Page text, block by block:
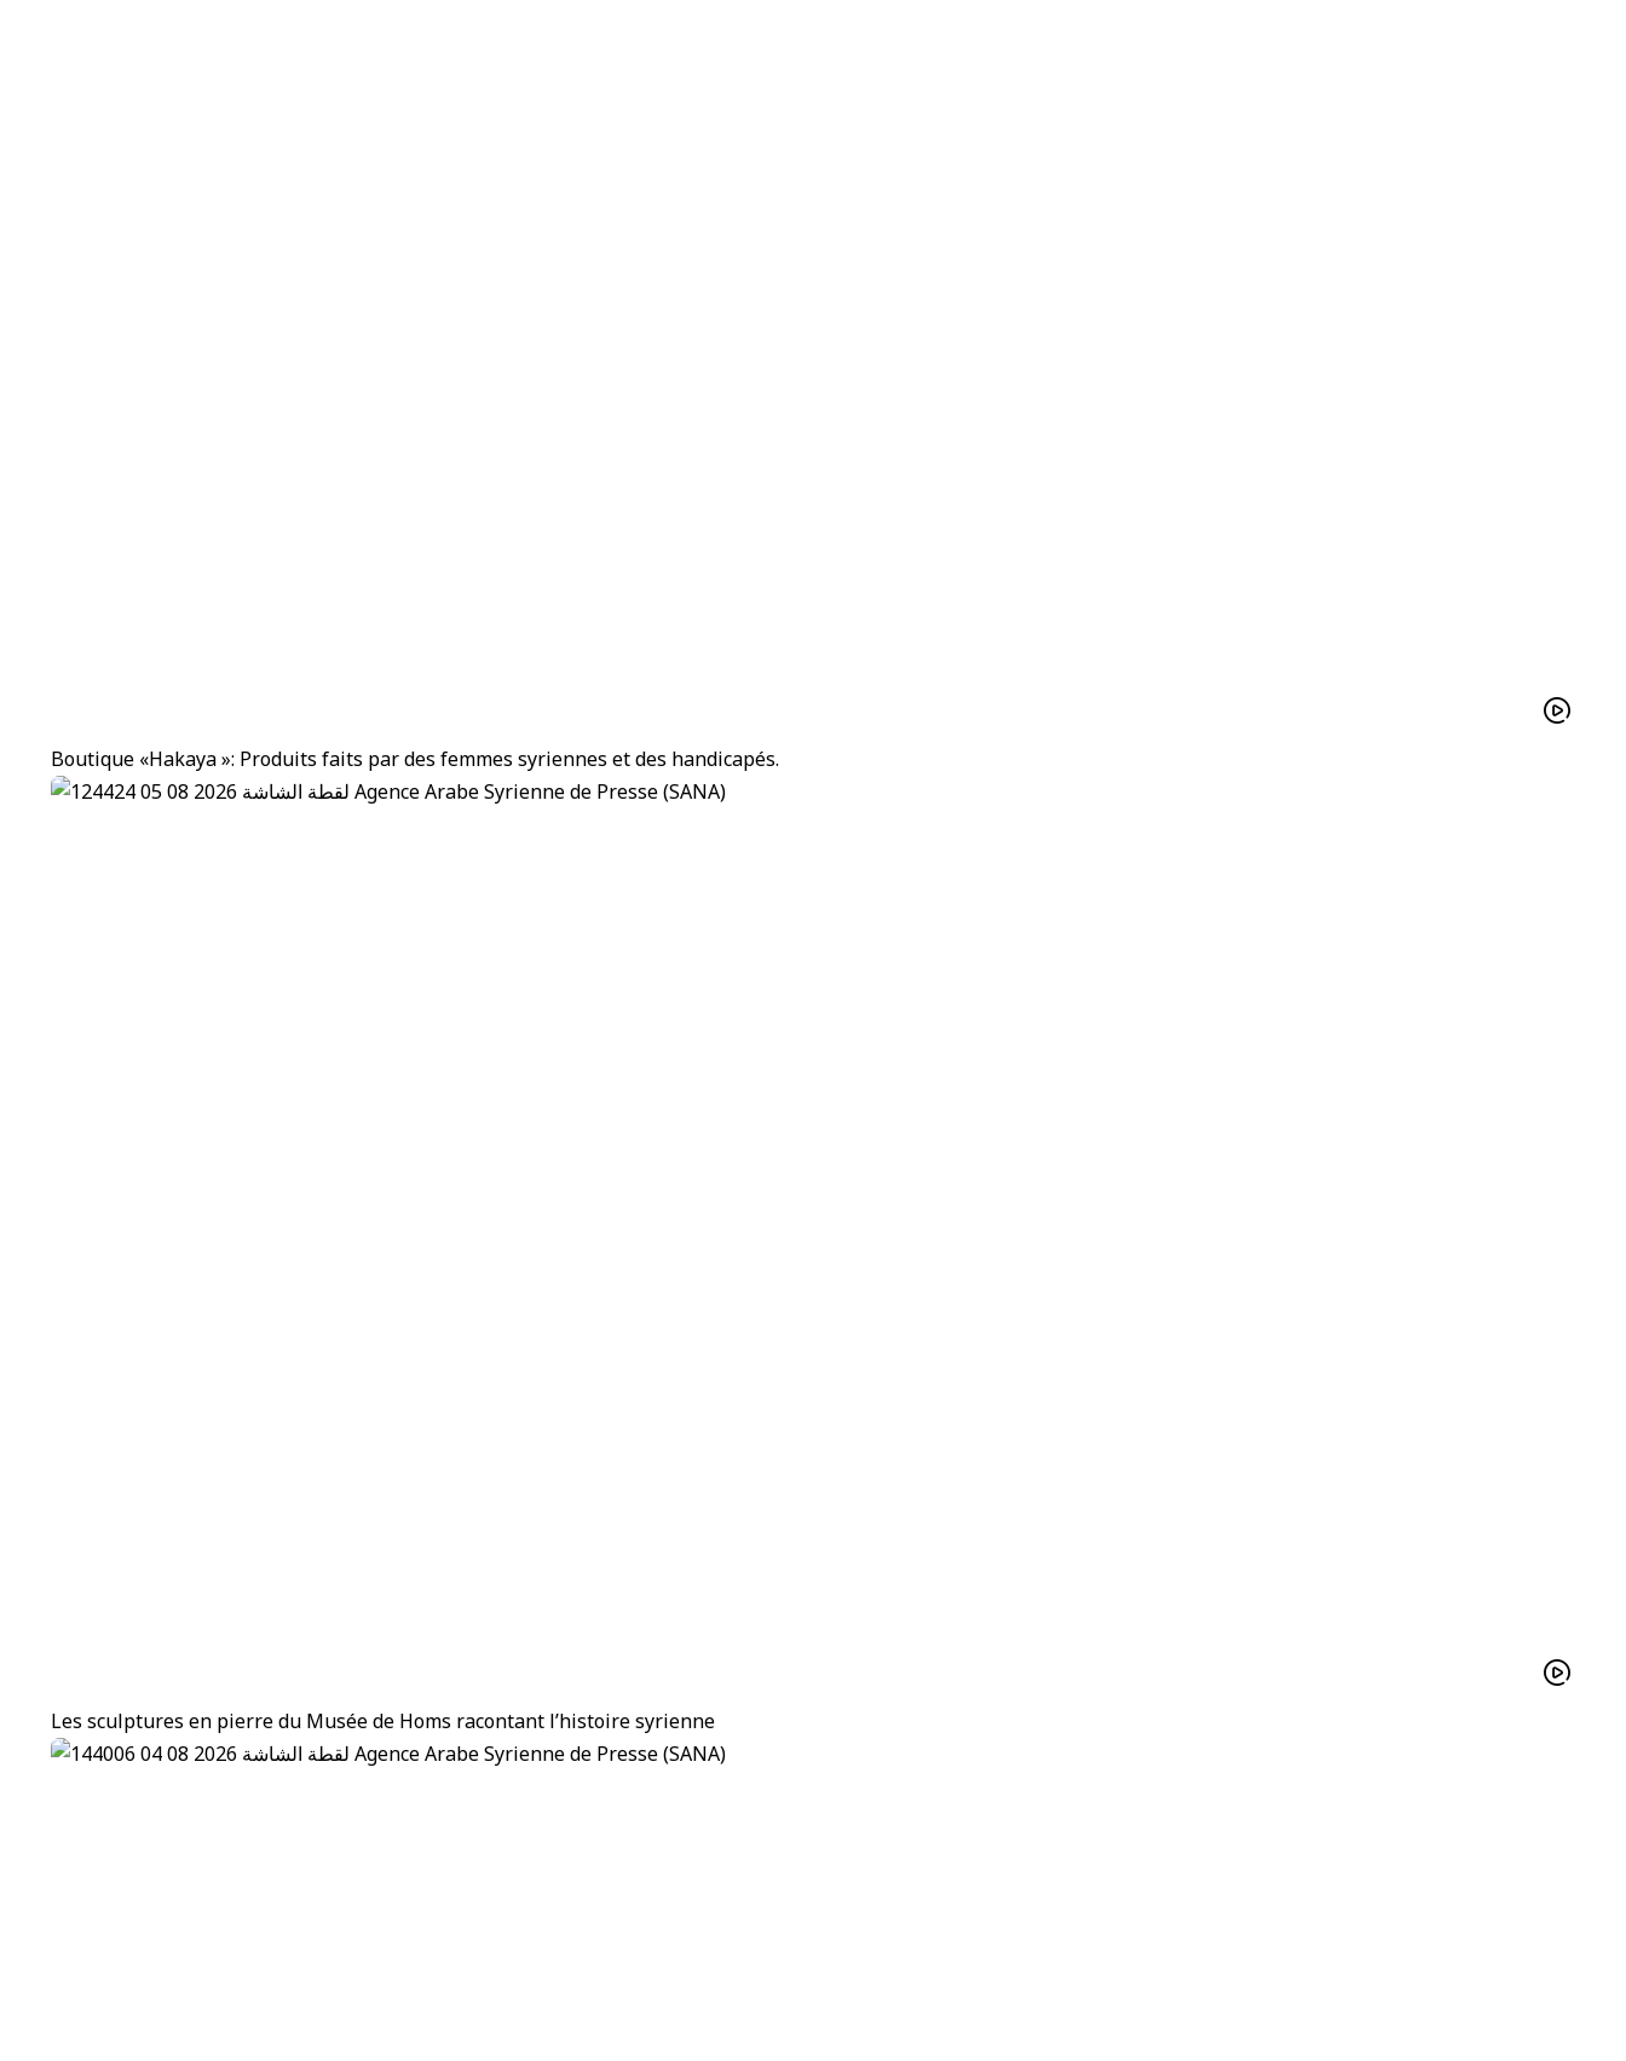
Boutique «Hakaya »: Produits faits par des femmes syriennes et des handicapés.
Les sculptures en pierre du Musée de Homs racontant l’histoire syrienne